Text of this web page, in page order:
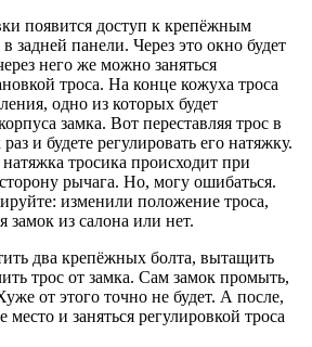
появится доступ к крепёжным
задней панели. Через это окно будет
него же можно заняться
троса. На конце кожуха троса
одно из которых будет
замка. Вот переставляя трос в
и будете регулировать его натяжку.
тросика происходит при
рычага. Но, могу ошибаться.
изменили положение троса,
замок из салона или нет.
два крепёжных болта, вытащить
трос от замка. Сам замок промыть,
от этого точно не будет. А после,
место и заняться регулировкой троса